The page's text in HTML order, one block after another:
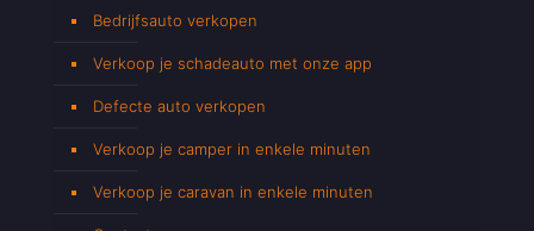
Bedrijfsauto verkopen
Verkoop je schadeauto met onze app
Defecte auto verkopen
Verkoop je camper in enkele minuten
Verkoop je caravan in enkele minuten